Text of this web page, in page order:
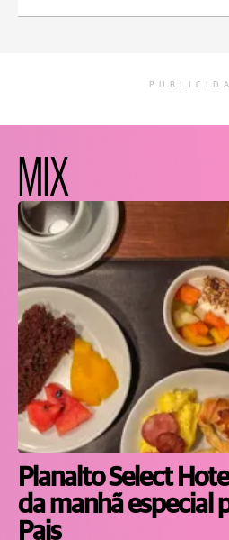
MIX
Planalto Select
da manhã especial
Pais